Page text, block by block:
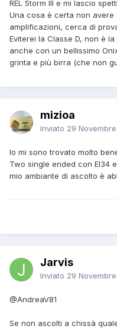
REL Storm III e mi lascio
Una cosa è certa non
amplificazioni, cerca di
Eviterei la Classe D, non è
anche con un bellissimo
grinta e più birra (che non
mizioa
Inviato 29
Io mi sono trovato molto
Two single ended con El34
mio ambiante di ascolto è
Jarvis
Inviato 29
@AndreaV81
Se non ascolti a chissà